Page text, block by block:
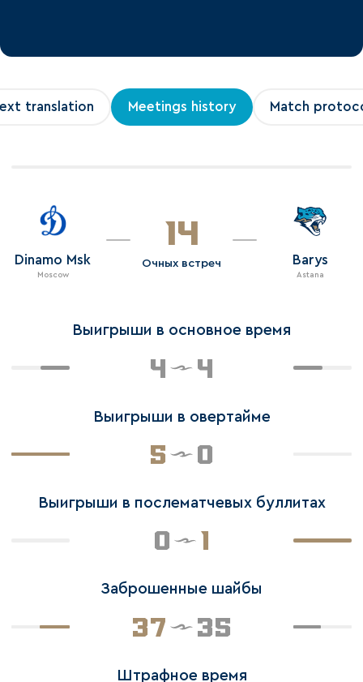
translation Meetings history Match
Dinamo Msk
Moscow
14
Очных встреч Barys
Astana
Выигрыши в основное время
4 4
Выигрыши в овертайме
5 0
Выигрыши в послематчевых буллитах
0 1
Заброшенные шайбы
37 35
Штрафное время